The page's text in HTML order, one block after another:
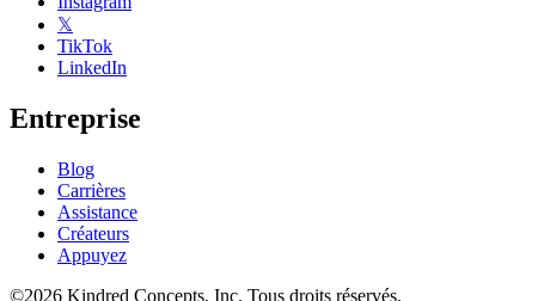
𝕏
TikTok
LinkedIn
Entreprise
Blog
Carrières
Assistance
Créateurs
Appuyez
©2026 Kindred Concepts, Inc. Tous droits réservés.